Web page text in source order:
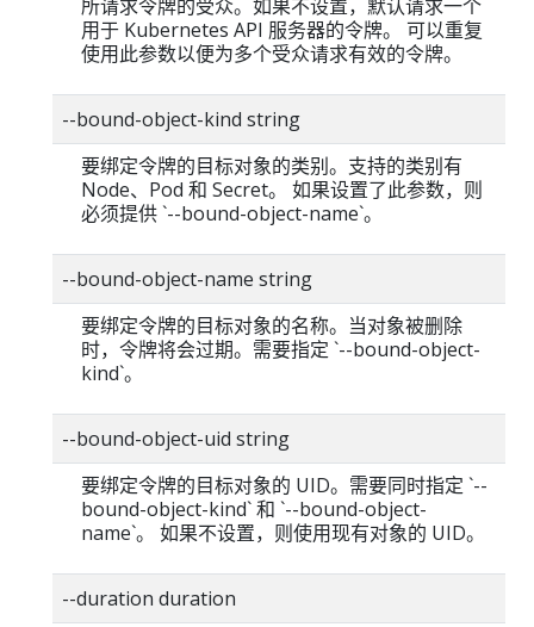
所请求令牌的受众。如果不设置，默认请求一个
用于 Kubernetes API 服务器的令牌。 可以重复
使用此参数以便为多个受众请求有效的令牌。
--bound-object-kind string
要绑定令牌的目标对象的类别。支持的类别有
Node、Pod 和 Secret。 如果设置了此参数，则
必须提供 `--bound-object-name`。
--bound-object-name string
要绑定令牌的目标对象的名称。当对象被删除
时，令牌将会过期。需要指定 `--bound-object-
kind`。
--bound-object-uid string
要绑定令牌的目标对象的 UID。需要同时指定 `--
bound-object-kind` 和 `--bound-object-
name`。 如果不设置，则使用现有对象的 UID。
--duration duration